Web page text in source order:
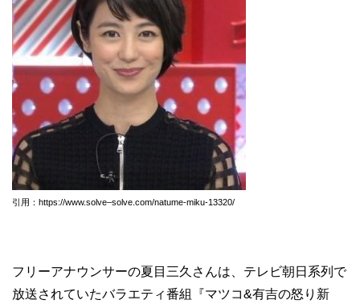
引用：https://www.solve–solve.com/natume-miku-13320/
フリーアナウンサーの夏目三久さんは、テレビ朝日系列で
放送されていたバラエティ番組『マツコ&有吉の怒り新